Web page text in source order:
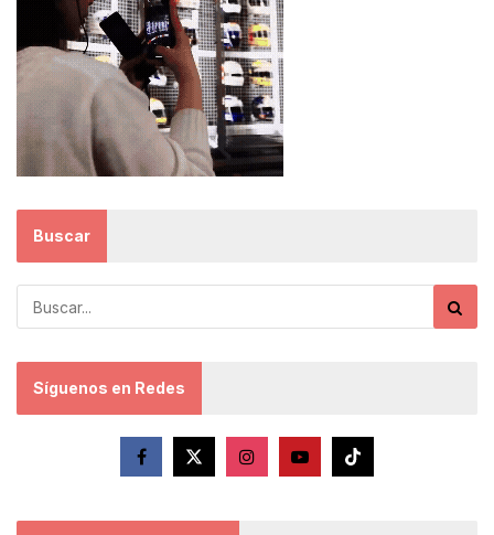
Buscar
Síguenos en Redes